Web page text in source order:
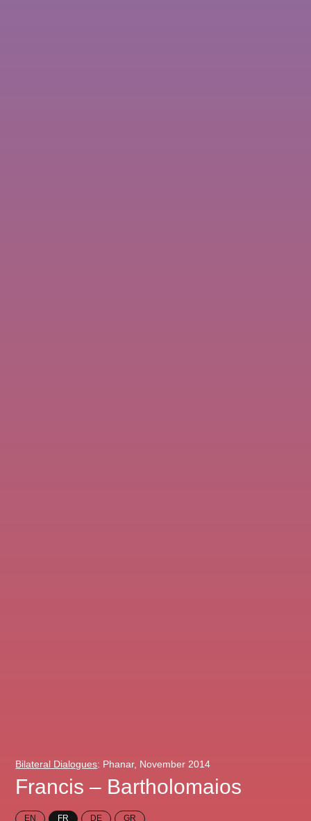
Bilateral Dialogues: Phanar, November 2014
Francis – Bartholomaios
EN FR DE GR